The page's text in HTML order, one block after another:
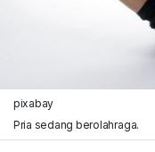
pixabay
Pria sedang berolahraga.